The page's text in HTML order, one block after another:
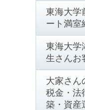
東海大学
ート満室
東海大学
生さんお
大家さん
税金・法
築・資産